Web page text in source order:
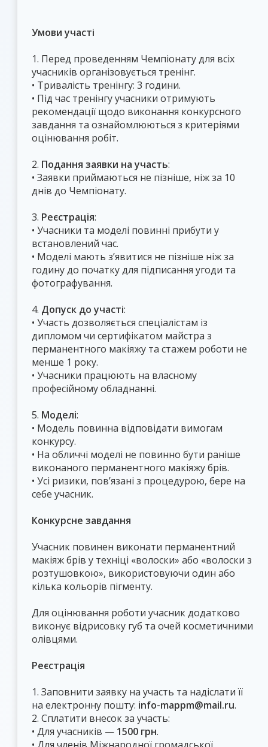
Умови участі
1. Перед проведенням Чемпіонату для всіх
учасників організовується тренінг.
• Тривалість тренінгу: 3 години.
• Під час тренінгу учасники отримують
рекомендації щодо виконання конкурсного
завдання та ознайомлюються з критеріями
оцінювання робіт.
2. Подання заявки на участь:
• Заявки приймаються не пізніше, ніж за 10
днів до Чемпіонату.
3. Реєстрація:
• Учасники та моделі повинні прибути у
встановлений час.
• Моделі мають з’явитися не пізніше ніж за
годину до початку для підписання угоди та
фотографування.
4. Допуск до участі:
• Участь дозволяється спеціалістам із
дипломом чи сертифікатом майстра з
перманентного макіяжу та стажем роботи не
менше 1 року.
• Учасники працюють на власному
професійному обладнанні.
5. Моделі:
• Модель повинна відповідати вимогам
конкурсу.
• На обличчі моделі не повинно бути раніше
виконаного перманентного макіяжу брів.
• Усі ризики, пов’язані з процедурою, бере на
себе учасник.
Конкурсне завдання
Учасник повинен виконати перманентний
макіяж брів у техніці «волоски» або «волоски з
розтушовкою», використовуючи один або
кілька кольорів пігменту.
Для оцінювання роботи учасник додатково
виконує відрисовку губ та очей косметичними
олівцями.
Реєстрація
1. Заповнити заявку на участь та надіслати її
на електронну пошту: info-mappm@mail.ru.
2. Сплатити внесок за участь:
• Для учасників — 1500 грн.